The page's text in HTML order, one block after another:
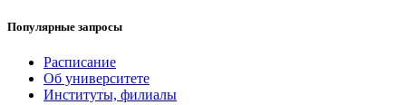
Популярные запросы
Расписание
Об университете
Институты, филиалы